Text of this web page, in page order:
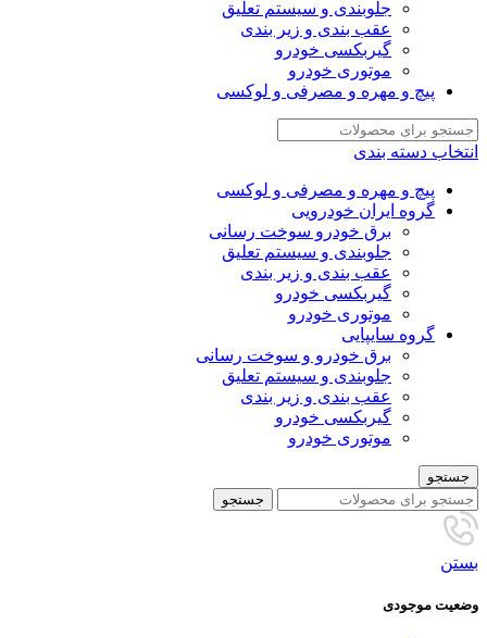
جلوبندی و سیستم تعلیق
عقب بندی و زیر بندی
گیربکسی خودرو
موتوری خودرو
پیچ و مهره و مصرفی و لوکسی
انتخاب دسته بندی
پیچ و مهره و مصرفی و لوکسی
گروه ایران خودرویی
برق خودرو سوخت رسانی
جلوبندی و سیستم تعلیق
عقب بندی و زیر بندی
گیربکسی خودرو
موتوری خودرو
گروه سایپایی
برق خودرو و سوخت رسانی
جلوبندی و سیستم تعلیق
عقب بندی و زیر بندی
گیربکسی خودرو
موتوری خودرو
جستجو
جستجو
بستن
وضعیت موجودی